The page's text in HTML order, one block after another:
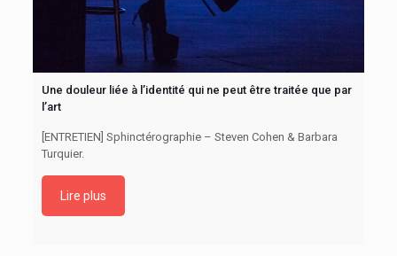
Une douleur liée à l’identité qui ne peut être traitée que par
l’art
[ENTRETIEN] Sphinctérographie – Steven Cohen & Barbara
Turquier.
Lire plus